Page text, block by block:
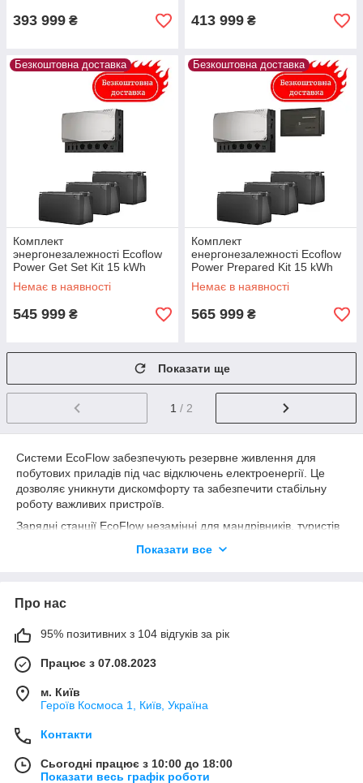
393 999 ₴ 413 999 ₴
Безкоштовна доставка
Комплект
энергонезалежності Ecoflow
Power Get Set Kit 15 kWh
Немає в наявності
545 999 ₴
Безкоштовна доставка
Комплект
енергонезалежності Ecoflow
Power Prepared Kit 15 kWh
Немає в наявності
565 999 ₴
Показати ще
1 / 2
Системи EcoFlow забезпечують резервне живлення для
побутових приладів під час відключень електроенергії. Це
дозволяє уникнути дискомфорту та забезпечити стабільну
роботу важливих пристроїв.
Зарядні станції EcoFlow незамінні для мандрівників, туристів
ноутбуки, освітлення та інше обладнання навіть у
які потребують надійного джерела енергії. Це особливо
інших місць, де доступ до електромережі обмежений.
Під час стихійних лих, аварій та інших непередбачуваних
що може врятувати життя та забезпечити комфорт у
складних умовах.
Системи енергонезалежності EcoFlow – це надійне та
ефективне рішення для забезпечення стабільного
електроживлення в будь-яких умовах. Вони поєднують в собі
високу потужність, мобільність та екологічність, що робить їх
Показати все
Про нас
95% позитивних з 104 відгуків за рік
Працює з 07.08.2023
м. Київ
Героїв Космоса 1, Київ, Україна
Контакти
Сьогодні працює з 10:00 до 18:00
Показати весь графік роботи